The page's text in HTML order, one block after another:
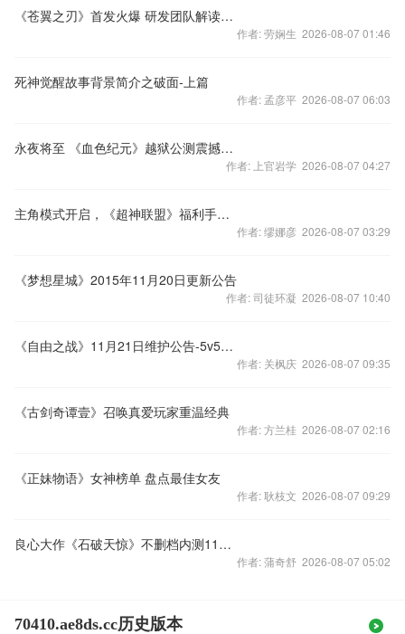
《苍翼之刃》首发火爆 研发团队解读游戏秘辛
作者: 劳娴生 2026-08-07 01:46
死神觉醒故事背景简介之破面-上篇
作者: 孟彦平 2026-08-07 06:03
永夜将至 《血色纪元》越狱公测震撼开启
作者: 上官岩学 2026-08-07 04:27
主角模式开启，《超神联盟》福利手到擒来
作者: 缪娜彦 2026-08-07 03:29
《梦想星城》2015年11月20日更新公告
作者: 司徒环凝 2026-08-07 10:40
《自由之战》11月21日维护公告-5v5天梯备战福利活动！
作者: 关枫庆 2026-08-07 09:35
《古剑奇谭壹》召唤真爱玩家重温经典
作者: 方兰桂 2026-08-07 02:16
《正妹物语》女神榜单 盘点最佳女友
作者: 耿枝文 2026-08-07 09:29
良心大作《石破天惊》不删档内测11月10日 汤谷扶桑火爆开服
作者: 蒲奇舒 2026-08-07 05:02
70410.ae8ds.cc历史版本